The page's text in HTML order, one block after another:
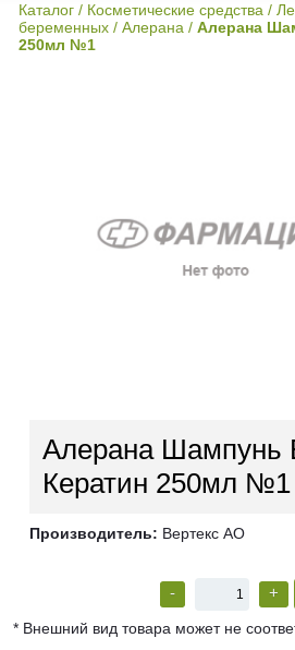
Каталог / Косметические средства /
беременных / Алерана / Алерана
250мл №1
Алерана Шампунь
Кератин 250мл №1
Производитель: Вертекс АО
- +
* Внешний вид товара может не